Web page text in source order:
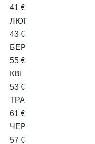
41 €
ЛЮТ
43 €
БЕР
55 €
КВІ
53 €
ТРА
61 €
ЧЕР
57 €